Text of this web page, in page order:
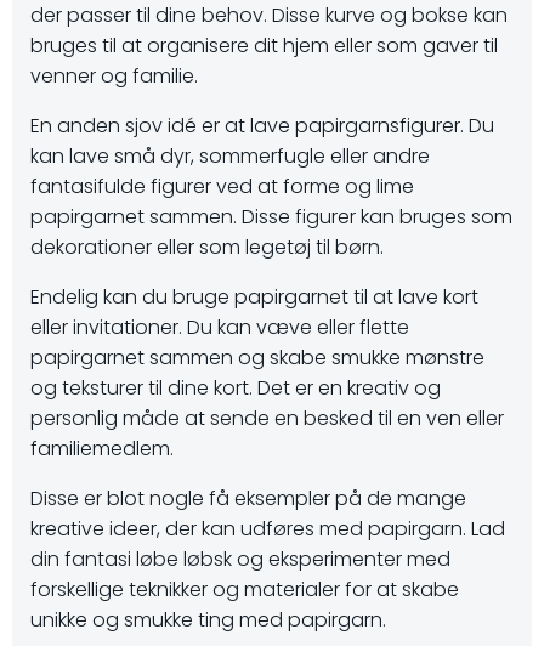
der passer til dine behov. Disse kurve og bokse kan
bruges til at organisere dit hjem eller som gaver til
venner og familie.
En anden sjov idé er at lave papirgarnsfigurer. Du
kan lave små dyr, sommerfugle eller andre
fantasifulde figurer ved at forme og lime
papirgarnet sammen. Disse figurer kan bruges som
dekorationer eller som legetøj til børn.
Endelig kan du bruge papirgarnet til at lave kort
eller invitationer. Du kan væve eller flette
papirgarnet sammen og skabe smukke mønstre
og teksturer til dine kort. Det er en kreativ og
personlig måde at sende en besked til en ven eller
familiemedlem.
Disse er blot nogle få eksempler på de mange
kreative ideer, der kan udføres med papirgarn. Lad
din fantasi løbe løbsk og eksperimenter med
forskellige teknikker og materialer for at skabe
unikke og smukke ting med papirgarn.